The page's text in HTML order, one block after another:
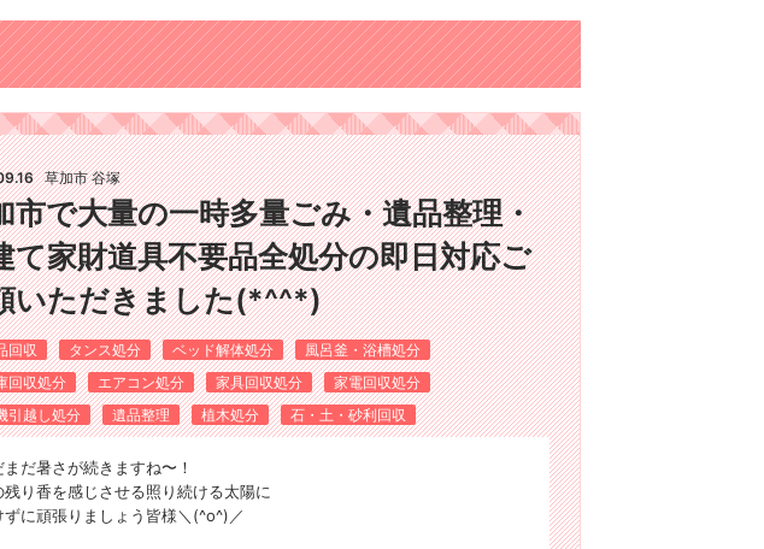
草加市 谷塚
市で大量の一時多量ごみ・遺品整理・
て家財道具不要品全処分の即日対応ご
いただきました(*^^*)
回収 タンス処分 ベッド解体処分
風呂釜・浴槽処分
回収処分
エアコン処分 家具回収処分
家電回収処分
引越し処分
遺品整理 植木処分 石・土・砂利回収
まだ暑さが続きますね〜！
残り香を感じさせる照り続ける太陽に
ずに頑張りましょう皆様＼(^o^)／